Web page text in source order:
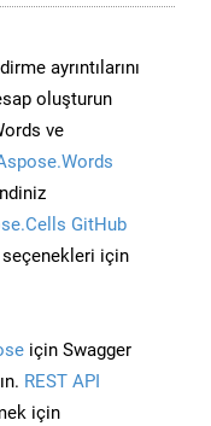
ayrıntılarını
oluşturun
ve
GitHub
için
için Swagger
REST API
için